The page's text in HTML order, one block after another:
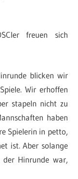
freuen sich
blicken wir
Wir erhoffen
stapeln nicht zu
haben
Spielerin in petto,
ist. Aber solange
Hinrunde war,